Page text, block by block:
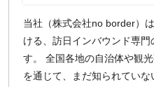
当社（株式会社no border）
ける、訪日インバウンド専
す。 全国各地の自治体や観
を通じて、まだ知られてい